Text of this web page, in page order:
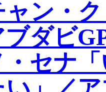
ャン・
ダビ
・セナ